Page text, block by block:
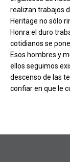
realizan trabajos
Heritage no sólo
Honra el duro
cotidianos se
Esos hombres y
ellos seguimos
descenso de las
confiar en que le